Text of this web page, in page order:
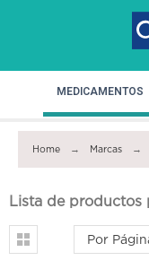
MEDICAMENTOS
Home Marcas
Lista de productos
Por